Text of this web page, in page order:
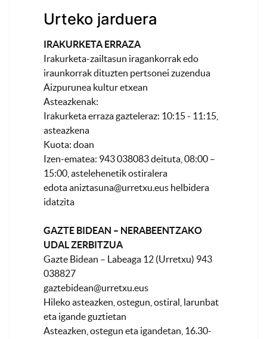
Urteko jarduera
IRAKURKETA ERRAZA
Irakurketa-zailtasun iragankorrak edo
iraunkorrak dituzten pertsonei zuzendua
Aizpurunea kultur etxean
Asteazkenak:
Irakurketa erraza gazteleraz: 10:15 - 11:15,
asteazkena
Kuota: doan
Izen-ematea: 943 038083 deituta, 08:00 –
15:00, astelehenetik ostiralera
edotaaniztasuna@urretxu.eus helbidera
idatzita
GAZTE BIDEAN – NERABEENTZAKO
UDAL ZERBITZUA
Gazte Bidean – Labeaga 12 (Urretxu) 943
038827
gaztebidean@urretxu.eus
Hileko asteazken, ostegun, ostiral, larunbat
eta igande guztietan
Asteazken, ostegun eta igandetan, 16.30-